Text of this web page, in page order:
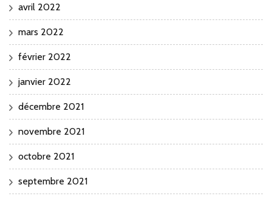
avril 2022
mars 2022
février 2022
janvier 2022
décembre 2021
novembre 2021
octobre 2021
septembre 2021